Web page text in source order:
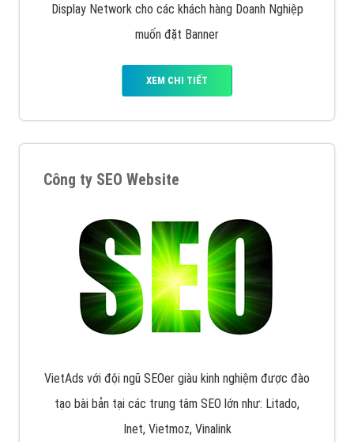
Display Network cho các khách hàng Doanh Nghiệp
muốn đặt Banner
XEM CHI TIẾT
Công ty SEO Website
VietAds với đội ngũ SEOer giàu kinh nghiệm được đào
tạo bài bản tại các trung tâm SEO lớn như: Litado,
Inet, Vietmoz, Vinalink